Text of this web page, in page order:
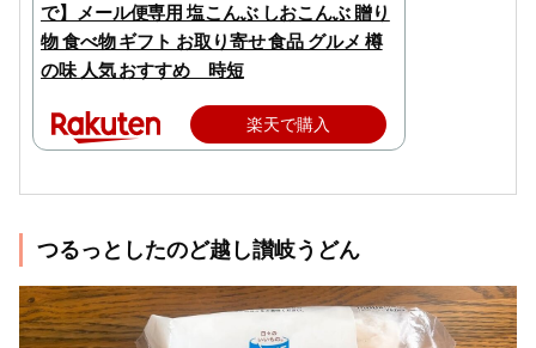
で】メール便専用 塩こんぶ しおこんぶ 贈り
物 食べ物 ギフト お取り寄せ 食品 グルメ 樽
の味 人気 おすすめ 時短
楽天で購入
つるっとしたのど越し讃岐うどん